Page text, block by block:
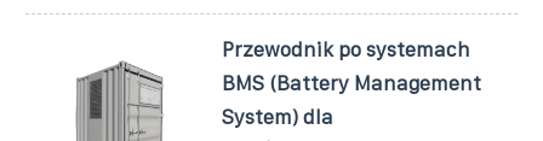
Przewodnik po systemach
BMS (Battery Management
System) dla